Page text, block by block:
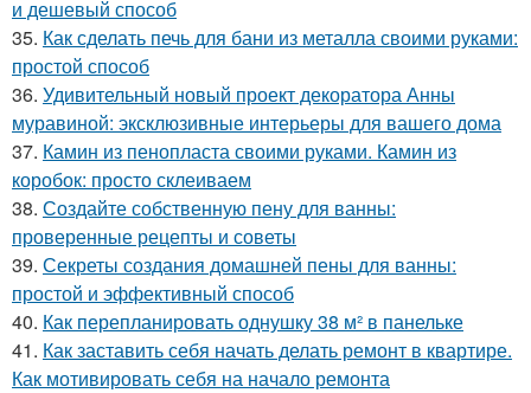
и дешевый способ
35. Как сделать печь для бани из металла своими руками:
простой способ
36. Удивительный новый проект декоратора Анны
муравиной: эксклюзивные интерьеры для вашего дома
37. Камин из пенопласта своими руками. Камин из
коробок: просто склеиваем
38. Создайте собственную пену для ванны:
проверенные рецепты и советы
39. Секреты создания домашней пены для ванны:
простой и эффективный способ
40. Как перепланировать однушку 38 м² в панельке
41. Как заставить себя начать делать ремонт в квартире.
Как мотивировать себя на начало ремонта